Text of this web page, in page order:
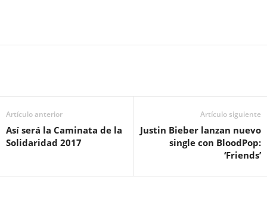
Artículo anterior
Así será la Caminata de la
Solidaridad 2017
Artículo siguiente
Justin Bieber lanzan nuevo
single con BloodPop:
‘Friends’